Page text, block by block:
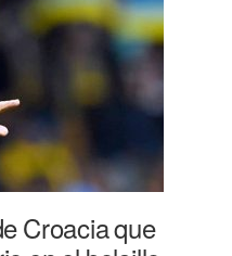
Croacia que